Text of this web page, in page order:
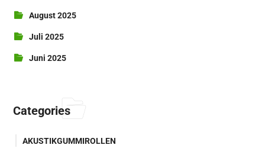
August 2025
Juli 2025
Juni 2025
Categories
AKUSTIKGUMMIROLLEN